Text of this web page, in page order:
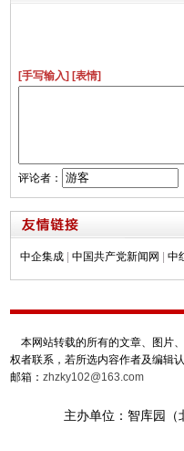
[手写输入] [表情]
评论者：
中企集成 中国共产党新闻网 中
本网站转载的所有的文章、图片
权者联系，若所选内容作者及编辑
邮箱： zhzky102@163.com
主办单位：智库园